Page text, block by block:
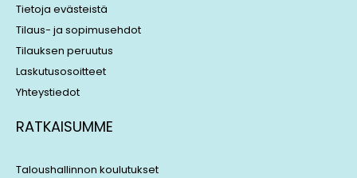
Tietoja evästeistä
Tilaus- ja sopimusehdot
Tilauksen peruutus
Laskutusosoitteet
Yhteystiedot
RATKAISUMME
Taloushallinnon koulutukset